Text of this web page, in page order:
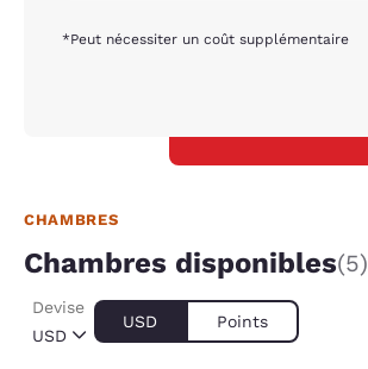
*Peut nécessiter un coût supplémentaire
CHAMBRES
Chambres disponibles(5)
USD
Devise
USD Points